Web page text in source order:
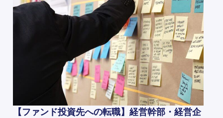
【ファンド投資先への転職】経営幹部・経営企